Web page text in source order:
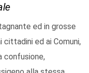
ed in grosse
ed ai Comuni,
confusione,